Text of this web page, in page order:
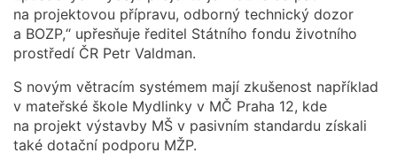
na projektovou přípravu, odborný technický dozor
a BOZP,“ upřesňuje ředitel Státního fondu životního
prostředí ČR Petr Valdman.
S novým větracím systémem mají zkušenost například
v mateřské škole Mydlinky v MČ Praha 12, kde
na projekt výstavby MŠ v pasivním standardu získali
také dotační podporu MŽP.